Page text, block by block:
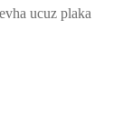
ucuz plaka